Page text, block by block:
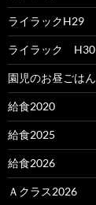
ライラックH29
ライラック H30
園児のお昼ごはん
給食2020
給食2025
給食2026
Ａクラス2026